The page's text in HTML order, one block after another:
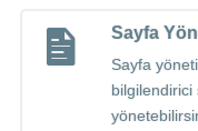
Sayfa
Sayfa
bilgilendirici